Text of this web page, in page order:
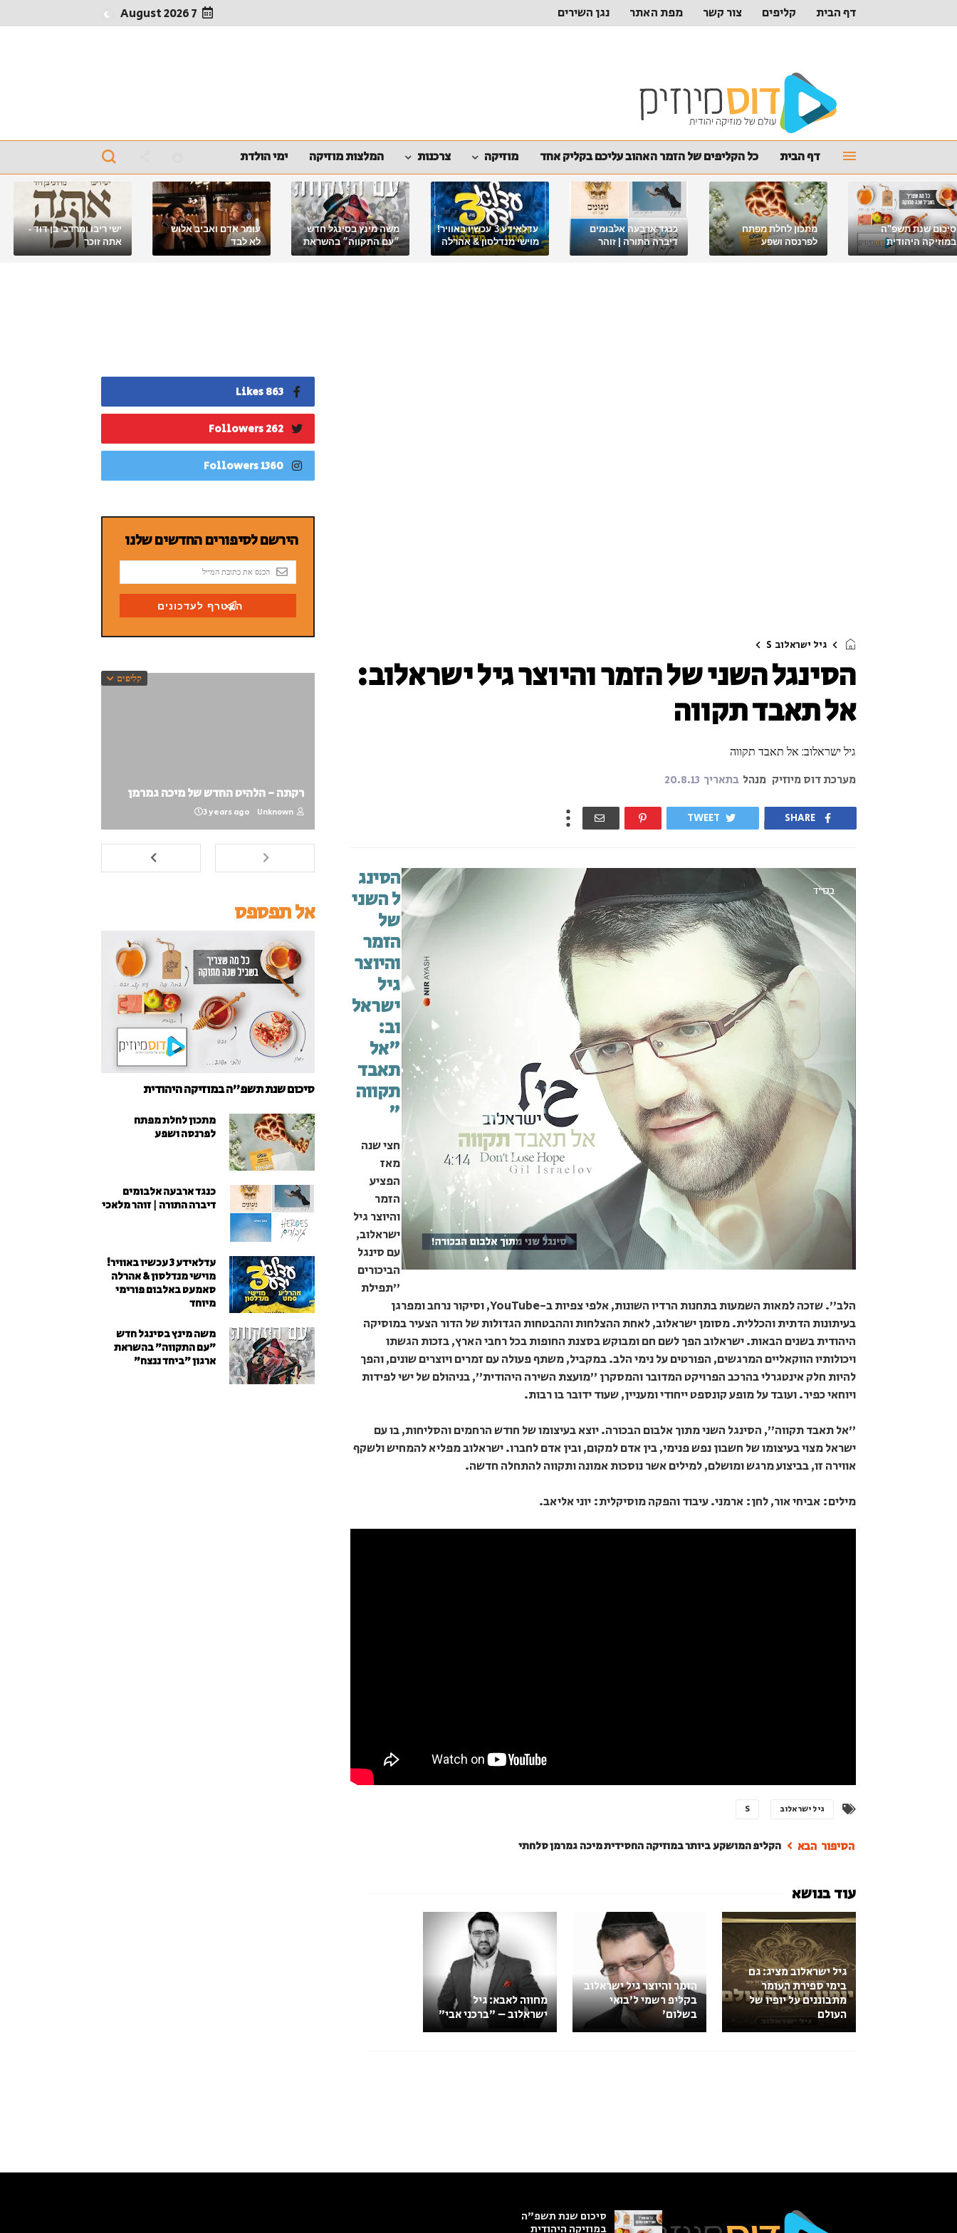
דף הבית קליפים צור קשר מפת האתר נגן השירים 7 August 2026
דף הבית כל הקליפים של הזמר האהוב עליכם בקליק אחד מוזיקה צרכנות המלצות מוזיקה ימי הולדת
סיכום שנת תשפ"ה
במוזיקה היהודית
מתכון לחלת מפתח
לפרנסה ושפע
כנגד ארבעה אלבומים
דיברה התורה | זוהר
מלאכי
עדלאידע 3 עכשיו באוויר!
מוישי מנדלסון & אהרלה
סאמעט באלבום פורימי
משה מינץ בסינגל חדש
״עם התקווה״ בהשראת
ארגון "ביחד ננצח"
עומר אדם ואביב אלוש
לא לבד
ישי ריבו ומרדכי בן דוד -
אתה זוכר
גיל ישראלוב S
הסינגל השני של הזמר והיוצר גיל ישראלוב:
אל תאבד תקווה
גיל ישראלוב: אל תאבד תקווה
מערכת דוס מיוזיק מנהל בתאריך 20.8.13
SHARE
TWEET
הסינג
ל השני
של
הזמר
והיוצר
גיל
ישראל
וב:
"אל
תאבד
תקווה
"
חצי שנה
מאז
הפציע
הזמר
והיוצר גיל
ישראלוב,
עם סינגל
הביכורים
"תפילת
הלב". שזכה למאות השמעות בתחנות הרדיו השונות, אלפי צפיות ב-YouTube, וסיקור נרחב ומפרגן
בעיתונות הדתית והכללית. מסומן ישראלוב, לאחת ההצלחות וההבטחות הגדולות של הדור הצעיר במוסיקה
היהודית בשנים הבאות. ישראלוב הפך לשם חם ומבוקש בסצנת החופות בכל רחבי הארץ, בזכות הגשתו
ויכולותיו הווקאליים המרגשים, הפורטים על נימי הלב. במקביל, משתף פעולה עם זמרים ויוצרים שונים, והפך
להיות חלק אינטגרלי בהרכב הפרויקט המדובר והמסקרן "מועצת השירה היהודית", בניהולם של ישי לפידות
ויוחאי כפיר. ועובד על מופע קונספט ייחודי ומעניין, שעוד ידובר בו רבות.
"אל תאבד תקווה", הסינגל השני מתוך אלבום הבכורה. יוצא בעיצומו של חודש הרחמים והסליחות, בו עם
ישראל מצוי בעיצומו של חשבון נפש פנימי, בין אדם למקום, ובין אדם לחברו. ישראלוב מפליא להמחיש ולשקף
אווירה זו, בביצוע מרגש ומושלם, למילים אשר נוסכות אמונה ותקווה להתחלה חדשה.
מילים: אביחי אור, לחן: ארמני. עיבוד והפקה מוסיקלית: יוני אליאב.
גיל ישראלוב S
הקליפ המושקע ביותר במוזיקה החסידית מיכה גמרמן סלחתי
גיל ישראלוב מציג: גם
בימי ספירת העומר
מתבוננים על יופיו של
העולם
הזמר והיוצר גיל ישראלוב
בקליפ רשמי ל'בואי
בשלום'
מחווה לאבא: גיל
ישראלוב – "ברכני אבי"
863 Likes
262 Followers
1360 Followers
קליפים
רקתה - הלהיט החדש של מיכה גמרמן
Unknown
3 years ago
אל תפספס
סיכום שנת תשפ"ה במוזיקה היהודית
מתכון לחלת מפתח
לפרנסה ושפע
כנגד ארבעה אלבומים
דיברה התורה | זוהר מלאכי
עדלאידע 3 עכשיו באוויר!
מוישי מנדלסון & אהרלה
סאמעט באלבום פורימי
מיוחד
משה מינץ בסינגל חדש
״עם התקווה״ בהשראת
ארגון "ביחד ננצח"
סיכום שנת תשפ"ה
במוזיקה היהודית